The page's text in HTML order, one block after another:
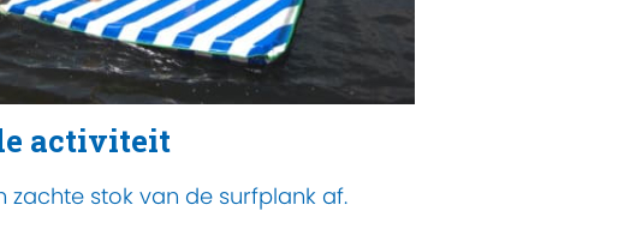
activiteit
stok van de surfplank af.